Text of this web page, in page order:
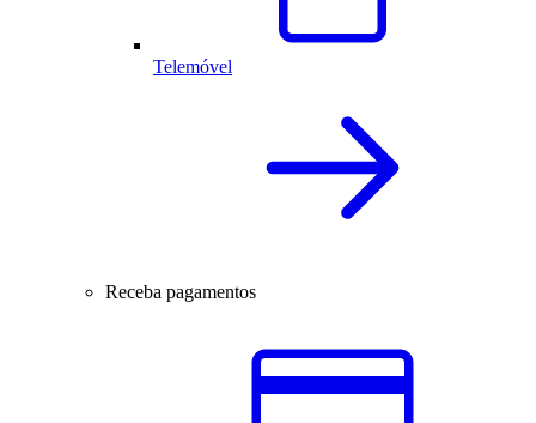
Telemóvel
Receba pagamentos